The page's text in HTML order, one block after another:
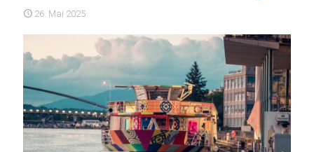
26. Mai 2025